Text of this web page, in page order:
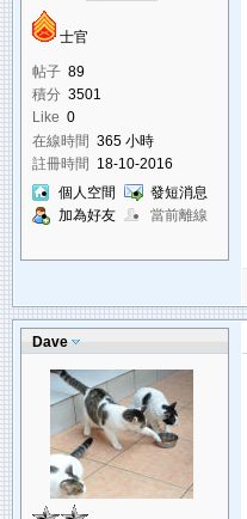
士官
帖子 89
積分 3501
Like 0
在線時間 365 小時
註冊時間 18-10-2016
個人空間
發短消息
加為好友
當前離線
Dave